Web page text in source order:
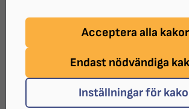
Acceptera alla kakor
Endast nödvändiga
Inställningar för
SRF Skellefteå finns även påFacebook.